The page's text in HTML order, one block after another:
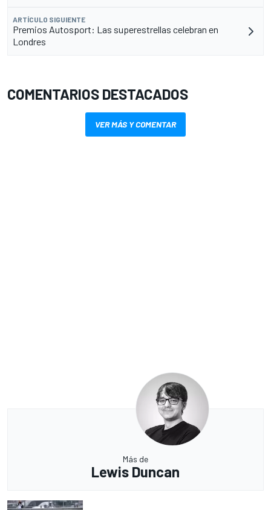
ARTÍCULO SIGUIENTE
Premios Autosport: Las superestrellas celebran en
Londres
COMENTARIOS DESTACADOS
VER MÁS Y COMENTAR
Más de
Lewis Duncan